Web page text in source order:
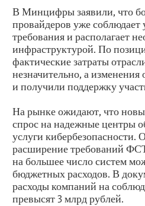
В Минцифры заявили, что
провайдеров уже соблюдает
требования и располагает
инфраструктурой. По
фактические затраты
незначительно, а
и получили поддержку
На рынке ожидают, что
спрос на надежные центры
услуги кибербезопасности.
расширение требований
на большее число систем
бюджетных расходов. В
расходы компаний на
превысят 3 млрд рублей.